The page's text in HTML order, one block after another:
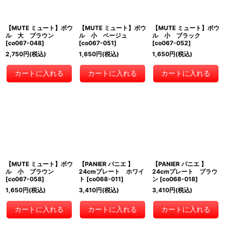
【MUTE ミュート】ボウ
ル 大 ブラウン
[co067-048]
2,750円(税込)
カートに入れる
【MUTE ミュート】ボウ
ル 小 ベージュ
[co067-051]
1,650円(税込)
カートに入れる
【MUTE ミュート】ボウ
ル 小 ブラック
[co067-052]
1,650円(税込)
カートに入れる
【MUTE ミュート】ボウ
ル 小 ブラウン
[co067-058]
1,650円(税込)
カートに入れる
【PANIER パニエ 】
24cmプレート ホワイ
ト [co068-011]
3,410円(税込)
カートに入れる
【PANIER パニエ 】
24cmプレート ブラウ
ン [co068-018]
3,410円(税込)
カートに入れる